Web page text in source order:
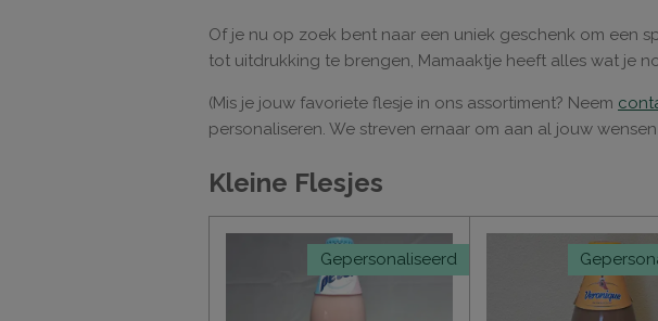
Of je nu op zoek bent naar een uniek geschenk om een
tot uitdrukking te brengen, Mamaaktje heeft alles wat je
(Mis je jouw favoriete flesje in ons assortiment? Neem
personaliseren. We streven ernaar om aan al jouw
Kleine Flesjes
Gepersonaliseerd